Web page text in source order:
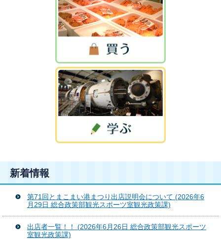
新着情報
第71回とまこまい港まつり出店説明会について (2026年6
月29日 総合政策部観光スポーツ室観光政策課)
出店者一覧！！ (2026年6月26日 総合政策部観光スポーツ
室観光政策課)